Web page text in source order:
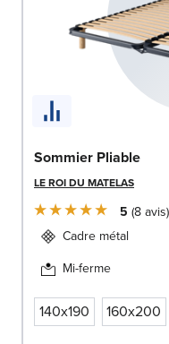
Sommier Pliable
LE ROI DU MATELAS
5 8avis
Cadre métal
Mi-ferme
140x190 160x200